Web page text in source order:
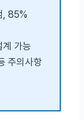
, 85%
계 가능
주의사항